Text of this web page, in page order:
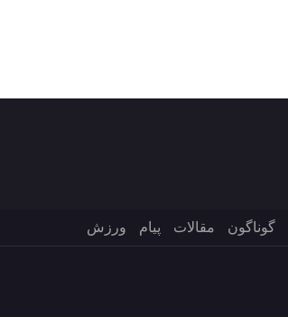
گوناگون مقالات پیام ورزش